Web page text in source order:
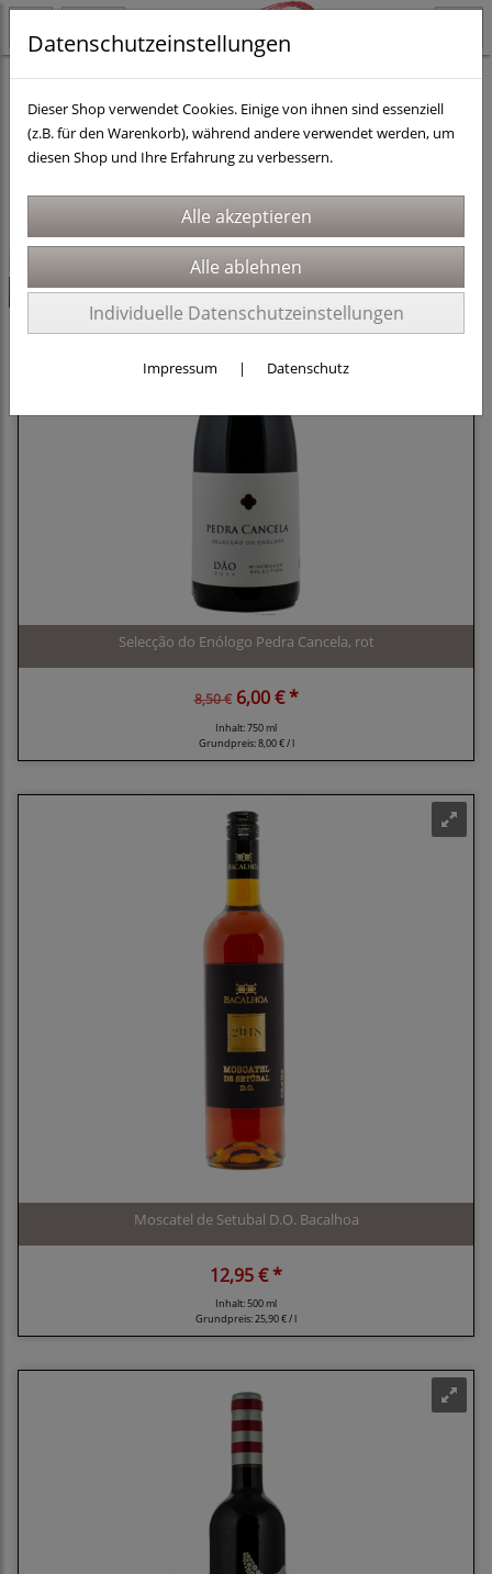
Sortierung wählen
Set
Selecção do Enólogo Pedra Cancela, rot
8,50 €6,00 € *
Inhalt: 750 ml
Grundpreis:8,00 € / l
Moscatel de Setubal D.O. Bacalhoa
12,95 € *
Inhalt: 500 ml
Grundpreis: 25,90 € / l
Datenschutzeinstellungen
Dieser Shop verwendet Cookies. Einige von ihnen sind essenziell
(z.B. für den Warenkorb), während andere verwendet werden, um
diesen Shop und Ihre Erfahrung zu verbessern.
Individuelle Datenschutzeinstellungen
Impressum | Datenschutz